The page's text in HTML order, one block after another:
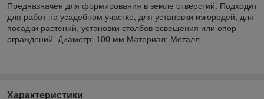
Предназначен для формирования в земле отверстий. Подходит
для работ на усадебном участке, для установки изгородей, для
посадки растений, установки столбов освещения или опор
ограждений. Диаметр: 100 мм Материал: Металл
Характеристики